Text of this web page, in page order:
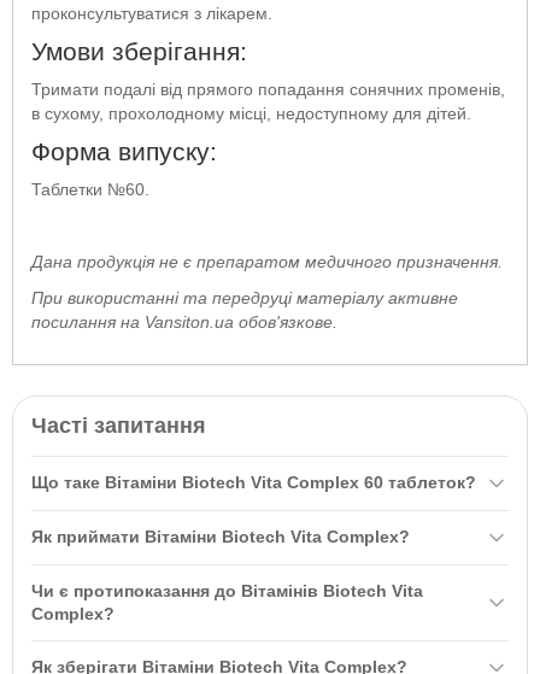
проконсультуватися з лікарем.
Умови зберігання:
Тримати подалі від прямого попадання сонячних променів,
в сухому, прохолодному місці, недоступному для дітей.
Форма випуску:
Таблетки №60.
Дана продукція не є препаратом медичного призначення.
При використанні та передруці матеріалу активне
посилання на Vansiton.ua обов'язкове.
Часті запитання
Що таке Вітаміни Biotech Vita Complex 60 таблеток?
мікроелементів, який забезпечує організм усіма необхідними
вітаміни A, B-комплекс, C, D, E і K, а такожмінерали, такі як
йод, цинк і кальцій.
Як приймати Вітаміни Biotech Vita Complex?
запиваючи склянкою води. Не перевищуйте рекомендовану
Чи є протипоказання до Вітамінів Biotech Vita
Complex?
Як зберігати Вітаміни Biotech Vita Complex?